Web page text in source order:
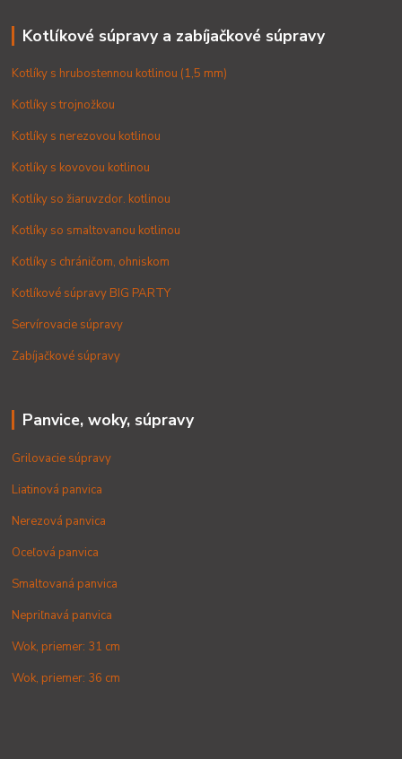
Kotlíkové súpravy a zabíjačkové súpravy
Kotlíky s hrubostennou kotlinou (1,5 mm)
Kotlíky s trojnožkou
Kotlíky s nerezovou kotlinou
Kotlíky s kovovou kotlinou
Kotlíky so žiaruvzdor. kotlinou
Kotlíky so smaltovanou kotlinou
Kotlíky s chráničom, ohniskom
Kotlíkové súpravy BIG PARTY
Servírovacie súpravy
Zabíjačkové súpravy
Panvice, woky, súpravy
Grilovacie súpravy
Liatinová panvica
Nerezová panvica
Oceľová panvica
Smaltovaná panvica
Nepriľnavá panvica
Wok, priemer: 31 cm
Wok, priemer: 36 cm